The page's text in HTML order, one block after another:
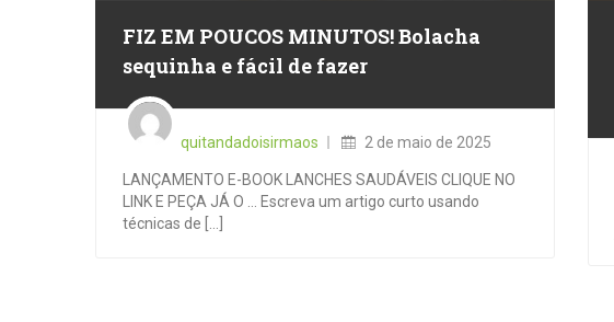
FIZ EM POUCOS MINUTOS! Bolacha
sequinha e fácil de fazer
quitandadoisirmaos
Posted
on
2 de maio de 2025
LANÇAMENTO E-BOOK LANCHES SAUDÁVEIS CLIQUE NO
LINK E PEÇA JÁ O … Escreva um artigo curto usando
técnicas de [...]